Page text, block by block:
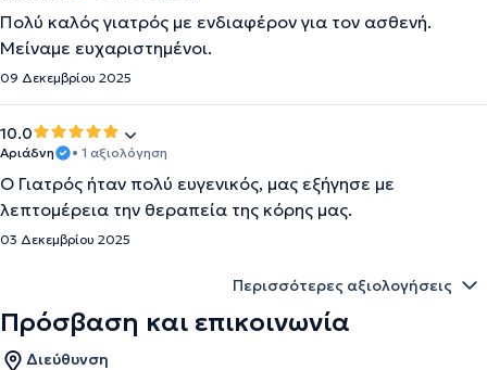
Πολύ καλός γιατρός με ενδιαφέρον για τον ασθενή.
Μείναμε ευχαριστημένοι.
09 Δεκεμβρίου 2025
10.0
Αριάδνη • 1 αξιολόγηση
Ο Γιατρός ήταν πολύ ευγενικός, μας εξήγησε με
λεπτομέρεια την θεραπεία της κόρης μας.
03 Δεκεμβρίου 2025
Περισσότερες αξιολογήσεις
Πρόσβαση και επικοινωνία
Διεύθυνση